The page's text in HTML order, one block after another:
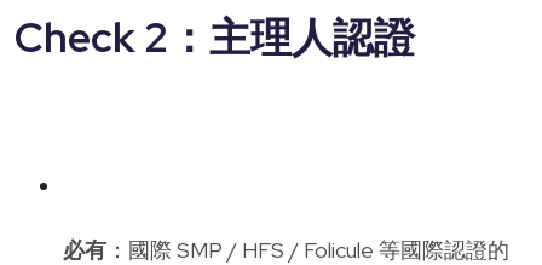
Check 2：主理人認證
必有 ：國際 SMP / HFS / Folicule 等國際認證的